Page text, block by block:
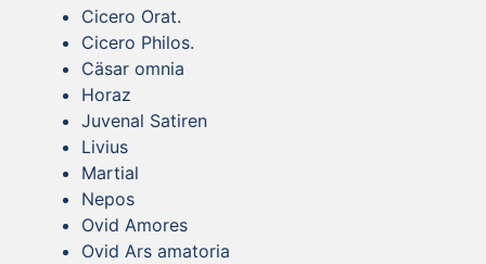
Cicero Orat.
Cicero Philos.
Cäsar omnia
Horaz
Juvenal Satiren
Livius
Martial
Nepos
Ovid Amores
Ovid Ars amatoria